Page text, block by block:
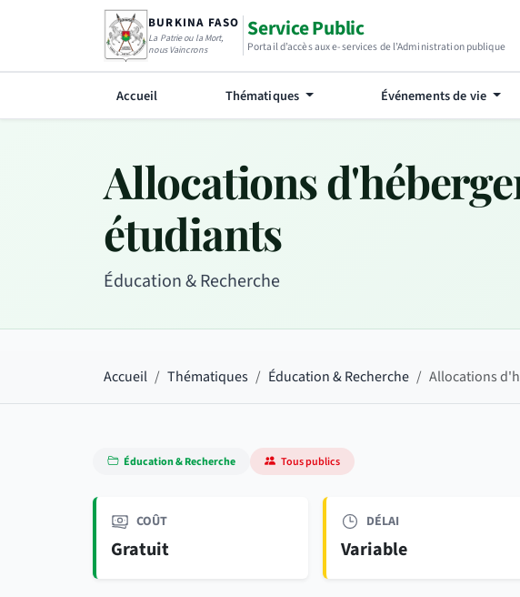
BURKINA FASO
La Patrie ou la Mort,
nous Vaincrons
Service Public
Portail d’accès aux e-services de l’Administration publique
Accueil Thématiques Événements de vie
Allocations
étudiants
Éducation & Recherche
Accueil Thématiques Éducation & Recherche Allocations
Éducation & Recherche Tous publics
COÛT
Gratuit
DÉLAI
Variable